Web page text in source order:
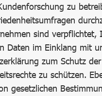
zu
sind verpflichtet,
Daten im Einklang mit
zum Schutz der
zu schützen.
gesetzlichen